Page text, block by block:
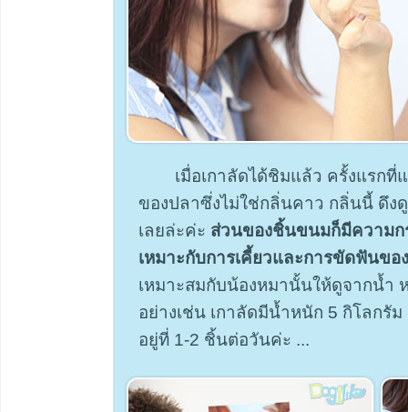
เมื่อเกาลัดได้ชิมแล้ว ครั้งแรก
ของปลาซึ่งไม่ใช่กลิ่นคาว กลิ่นนี้ ดึง
เลยล่ะค่ะ ส่วนของชิ้นขนมก็มีความก
เหมาะกับการเคี้ยวและการขัดฟันขอ
เหมาะสมกับน้องหมานั้นให้ดูจากน้ำ
อย่างเช่น เกาลัดมีน้ำหนัก 5 กิโลกรั
อยู่ที่ 1-2 ชิ้นต่อวันค่ะ ...